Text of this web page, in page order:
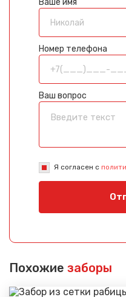
Ваше имя
Номер телефона
Ваш вопрос
Я согласен с
Похожие заборы